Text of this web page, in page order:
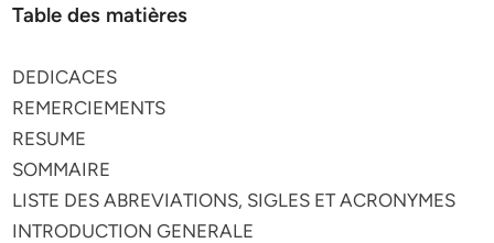
Table des matières
DEDICACES
REMERCIEMENTS
RESUME
SOMMAIRE
LISTE DES ABREVIATIONS, SIGLES ET ACRONYMES
INTRODUCTION GENERALE